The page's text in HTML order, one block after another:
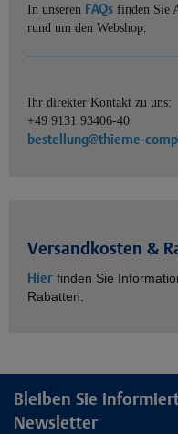
In unseren FAQs finden Sie
rund um den Webshop.
Ihr direkter Kontakt zu uns:
+49 9131 93406-40
bestellung@thieme-
Versandkosten &
Hier finden Sie
Rabatten.
Bleiben Sie
Newsletter